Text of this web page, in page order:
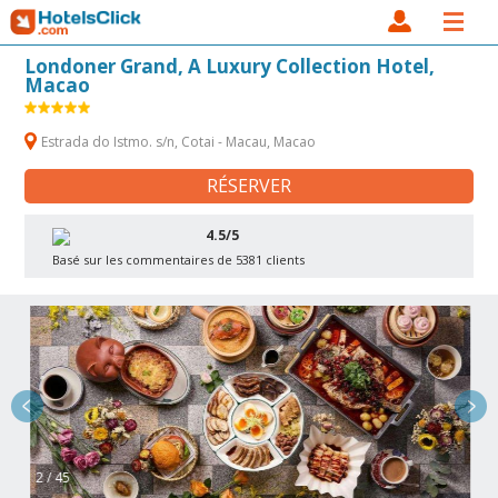
Londoner Grand, A Luxury Collection Hotel,
Macao
Estrada do Istmo. s/n, Cotai - Macau, Macao
RÉSERVER
4.5/5
Basé sur les commentaires de 5381 clients
2 / 45